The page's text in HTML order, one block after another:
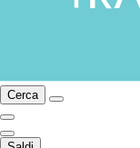
Cerca